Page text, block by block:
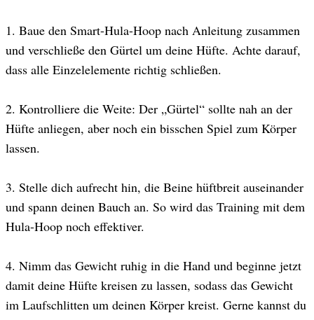
1. Baue den Smart-Hula-Hoop nach Anleitung zusammen
und verschließe den Gürtel um deine Hüfte. Achte darauf,
dass alle Einzelelemente richtig schließen.
2. Kontrolliere die Weite: Der „Gürtel“ sollte nah an der
Hüfte anliegen, aber noch ein bisschen Spiel zum Körper
lassen.
3. Stelle dich aufrecht hin, die Beine hüftbreit auseinander
und spann deinen Bauch an. So wird das Training mit dem
Hula-Hoop noch effektiver.
4. Nimm das Gewicht ruhig in die Hand und beginne jetzt
damit deine Hüfte kreisen zu lassen, sodass das Gewicht
im Laufschlitten um deinen Körper kreist. Gerne kannst du